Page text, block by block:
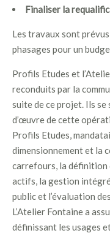
Finaliser la
Les travaux sont
phasages pour un
Profils Etudes et
reconduits par la
suite de ce projet. Ils
d’œuvre de cette
Profils Etudes,
dimensionnement et la
carrefours, la définition
actifs, la gestion
public et l’évaluation
L’Atelier Fontaine a
définissant les usages